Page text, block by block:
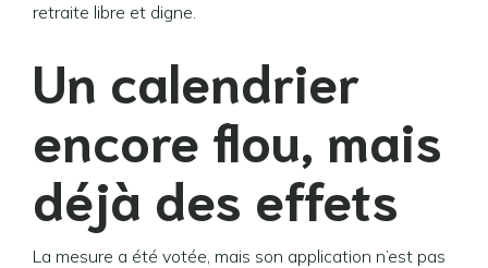
retraite libre et digne.
Un calendrier
encore flou, mais
déjà des effets
La mesure a été votée, mais son application n’est pas